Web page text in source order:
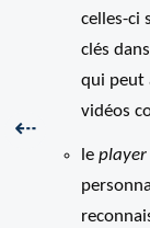
celles-ci
clés
qui peut
vidéos
le player
Précédent :
⇠